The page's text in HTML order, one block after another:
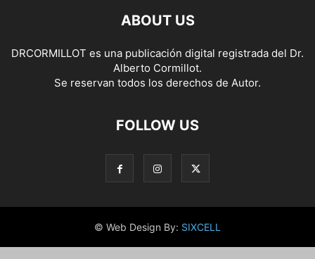
ABOUT US
DRCORMILLOT es una publicación digital registrada del Dr.
Alberto Cormillot.
Se reservan todos los derechos de Autor.
FOLLOW US
© Web Design By: SIXCELL